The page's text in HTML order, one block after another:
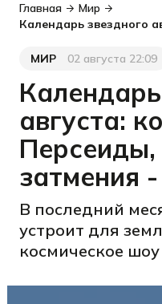
Главная
Мир
Категория
МИР
Дата публикации
02 августа 22:09
августа:
Персеиды,
затмения
В последний
устроит для
космическое шоу